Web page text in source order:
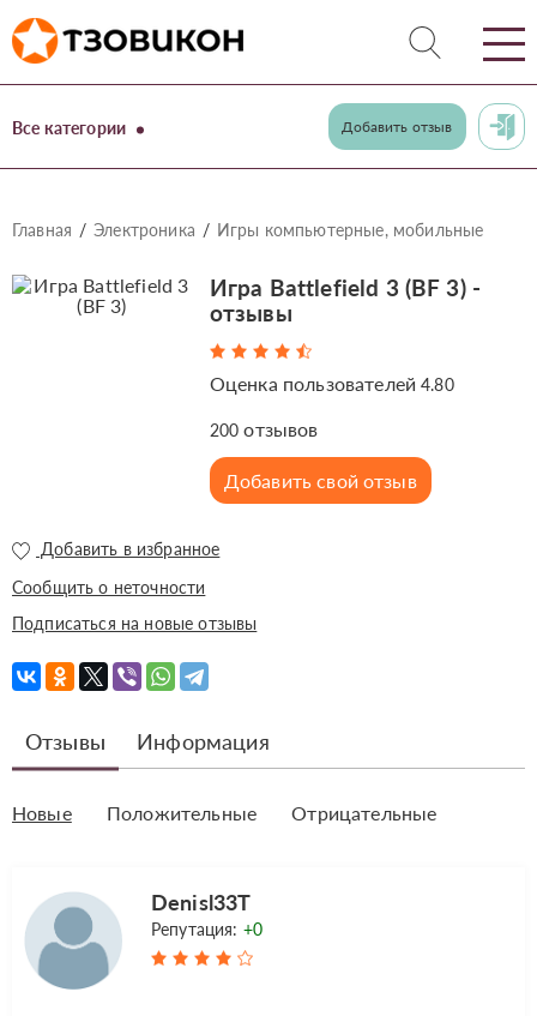
Все категории Добавить отзыв
Главная Электроника Игры компьютерные, мобильные
Игра Battlefield 3 (BF 3) -
отзывы
Оценка пользователей4.80
200 отзывов
Добавить свой отзыв
Добавить в избранное
Сообщить о неточности
Подписаться на новые отзывы
Отзывы Информация
Новые Положительные Отрицательные
Denisl33T
Репутация: +0